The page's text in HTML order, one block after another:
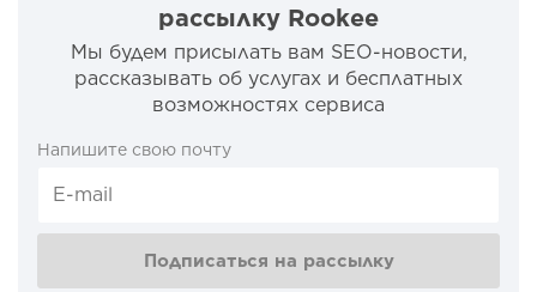
рассылку Rookee
Мы будем присылать вам SEO-новости,
рассказывать об услугах и бесплатных
возможностях сервиса
Напишите свою почту
Подписаться на рассылку